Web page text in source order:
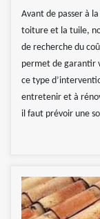
Avant de passer à
toiture et la tuile,
de recherche du
permet de garantir
ce type
entretenir et à
il faut prévoir une